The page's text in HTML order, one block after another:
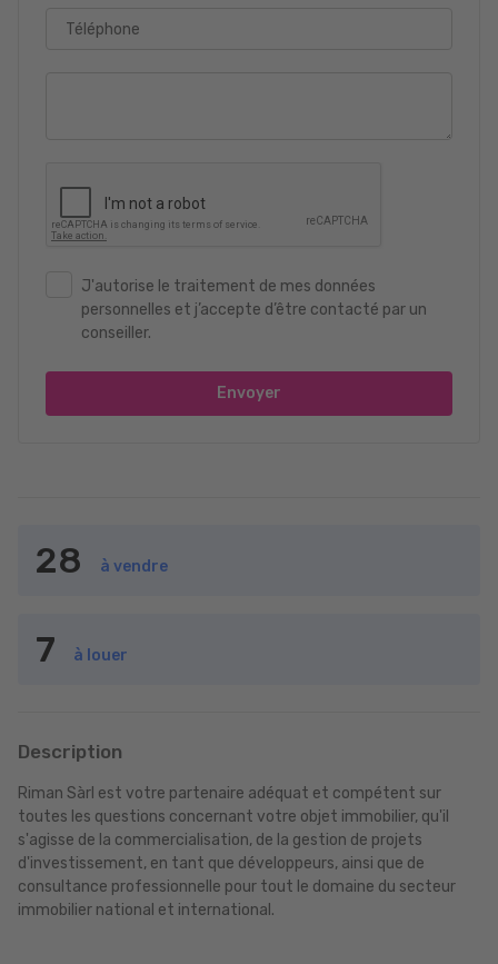
Téléphone
J'autorise le traitement de mes données
personnelles et j’accepte d’être contacté par un
conseiller.
Envoyer
28 à vendre
7 à louer
Description
Riman Sàrl est votre partenaire adéquat et compétent sur
toutes les questions concernant votre objet immobilier, qu'il
s'agisse de la commercialisation, de la gestion de projets
d'investissement, en tant que développeurs, ainsi que de
consultance professionnelle pour tout le domaine du secteur
immobilier national et international.